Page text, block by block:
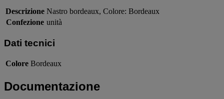
Descrizione Nastro bordeaux, Colore: Bordeaux
Confezione unità
Dati tecnici
Colore Bordeaux
Documentazione